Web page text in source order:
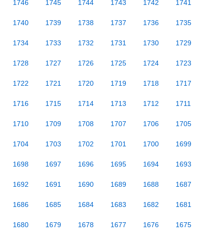
1746 1745 1744 1743 1742 1741
1740 1739 1738 1737 1736 1735
1734 1733 1732 1731 1730 1729
1728 1727 1726 1725 1724 1723
1722 1721 1720 1719 1718 1717
1716 1715 1714 1713 1712 1711
1710 1709 1708 1707 1706 1705
1704 1703 1702 1701 1700 1699
1698 1697 1696 1695 1694 1693
1692 1691 1690 1689 1688 1687
1686 1685 1684 1683 1682 1681
1680 1679 1678 1677 1676 1675